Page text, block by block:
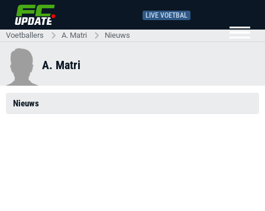
LIVE VOETBAL
Voetballers A. Matri Nieuws
A. Matri
Nieuws